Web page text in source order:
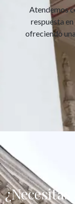
Atendemos
respuesta
ofreciendo
¿Necesitas